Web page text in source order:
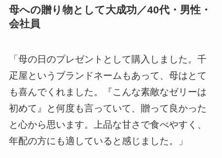
母への贈り物として大成功／40代・男性・
会社員
「母の日のプレゼントとして購入しました。千
疋屋というブランドネームもあって、母はとて
も喜んでくれました。『こんな素敵なゼリーは
初めて』と何度も言っていて、贈って良かった
と心から思います。上品な甘さで食べやすく、
年配の方にも適していると感じました。」